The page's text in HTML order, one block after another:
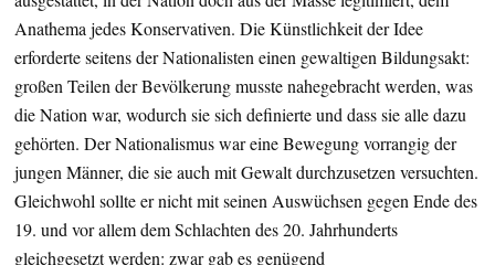
Anathema jedes Konservativen. Die Künstlichkeit der Idee
erforderte seitens der Nationalisten einen gewaltigen Bildungsakt:
großen Teilen der Bevölkerung musste nahegebracht werden, was
die Nation war, wodurch sie sich definierte und dass sie alle dazu
gehörten. Der Nationalismus war eine Bewegung vorrangig der
jungen Männer, die sie auch mit Gewalt durchzusetzen versuchten.
Gleichwohl sollte er nicht mit seinen Auswüchsen gegen Ende des
19. und vor allem dem Schlachten des 20. Jahrhunderts
gleichgesetzt werden: zwar gab es genügend